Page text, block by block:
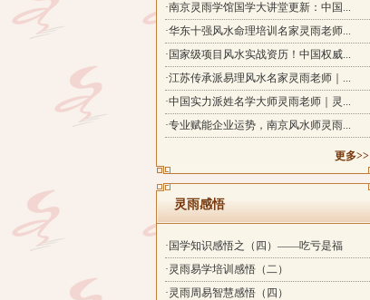
·南京灵雨学馆国学大讲堂更新：中国...
·华东十强风水命理培训名家灵雨老师...
·国家级项目风水实战资历！中国权威...
·江苏传承派易理风水名家灵雨老师｜...
·中国实力派姓名学大师灵雨老师｜灵...
·专业赋能企业运势，南京风水师灵雨...
更多>>
灵雨感悟
·国学知识感悟之（四）——吃亏是福
·灵雨易学培训感悟（二）
·灵雨周易智慧感悟（四）